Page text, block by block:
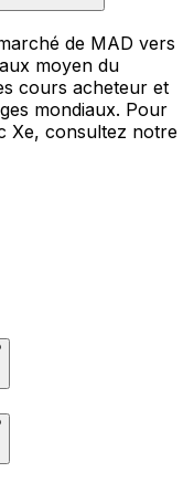
de MAD vers
moyen du
cours acheteur et
mondiaux. Pour
Xe, consultez notre